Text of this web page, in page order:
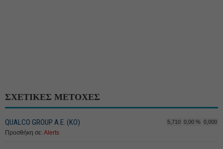
ΣΧΕΤΙΚΕΣ ΜΕΤΟΧΕΣ
QUALCO GROUP Α.Ε. (ΚΟ) 5,710 0,00 % 0,000
Προσθήκη σε: Alerts